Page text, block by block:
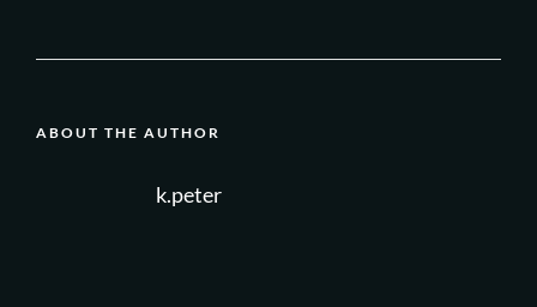
ABOUT THE AUTHOR
k.peter